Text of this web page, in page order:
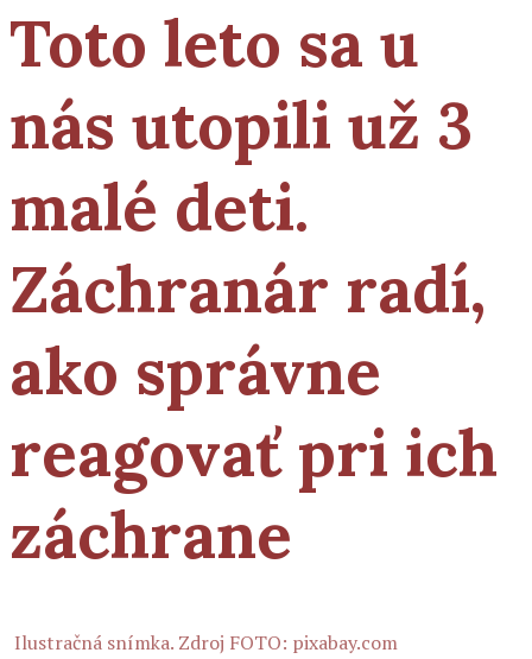
Toto leto sa u
nás utopili už 3
malé deti.
Záchranár radí,
ako správne
reagovať pri ich
záchrane
Ilustračná snímka. Zdroj FOTO: pixabay.com